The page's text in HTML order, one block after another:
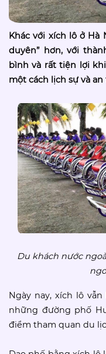
Khác với xích lô ở Hà
duyên” hơn, với
bình và rất tiện lợi
một cách lịch sự và an
Du khách nước
Ngày nay, xích lô
những đường phố
điểm tham quan du